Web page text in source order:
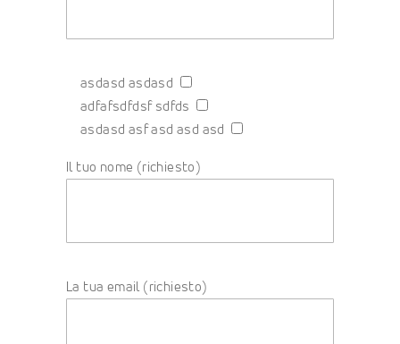
asdasd asdasd
adfafsdfdsf sdfds
asdasd asf asd asd asd
Il tuo nome (richiesto)
La tua email (richiesto)